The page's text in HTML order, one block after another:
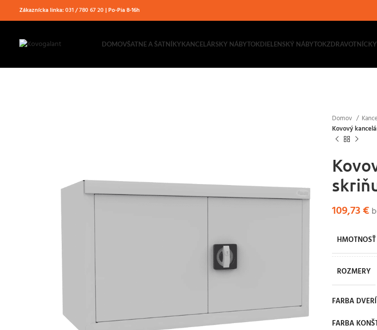
Zákaznícka linka:031 / 780 67 20 | Po-Pia 8-16h
DOMOVŠATNE A ŠATNÍKYKANCELÁRSKY NÁBYTOKDIELENSKÝ NÁBYTOK
Domov
Kovový
109,73€
HMOTNOSŤ
ROZMERY
FARBA DVERÍ
FARBA